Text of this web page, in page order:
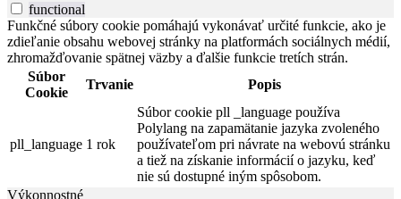
functional
Funkčné súbory cookie pomáhajú vykonávať určité funkcie, ako je
zdieľanie obsahu webovej stránky na platformách sociálnych médií,
zhromažďovanie spätnej väzby a ďalšie funkcie tretích strán.
Súbor
Cookie
Trvanie Popis
pll_language 1 rok
Súbor cookie pll _language používa
Polylang na zapamätanie jazyka zvoleného
používateľom pri návrate na webovú stránku
a tiež na získanie informácií o jazyku, keď
nie sú dostupné iným spôsobom.
Výkonnostné